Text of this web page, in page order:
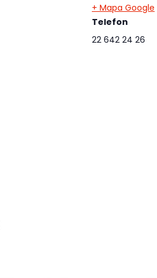
+ Mapa Google
Telefon
22 642 24 26